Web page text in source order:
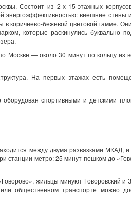
Состоит из 2-х 15-этажных
энергоэффективностью: внешние стены
коричнево-бежевой цветовой гамме.
которые раскинулись буквально
Москве — около 30 минут по кольцу из
На первых этажах есть
спортивными и детскими
между двумя развязками МКАД,
станции метро: 25 минут пешком до
жильцы минуют Говоровский и
общественном транспорте можно